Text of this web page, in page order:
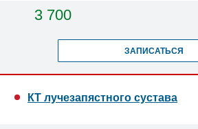
3 700
ЗАПИСАТЬСЯ
КТ лучезапястного сустава